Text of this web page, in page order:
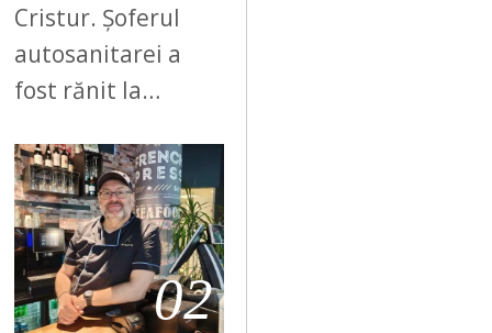
Cristur. Șoferul
autosanitarei a
fost rănit la…
02